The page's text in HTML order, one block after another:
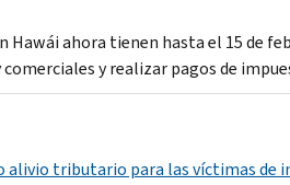
ahora tienen hasta el 15 de
y realizar pagos de
alivio tributario para las víctimas de